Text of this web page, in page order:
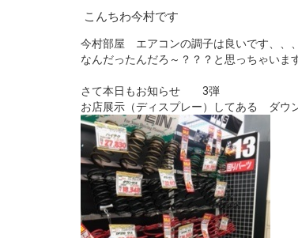
こんちわ今村です
今村部屋 エアコンの調子は良いです、、、
なんだったんだろ～？？？と思っちゃいま
さて本日もお知らせ 3弾
お店展示（ディスプレー）してある ダウ